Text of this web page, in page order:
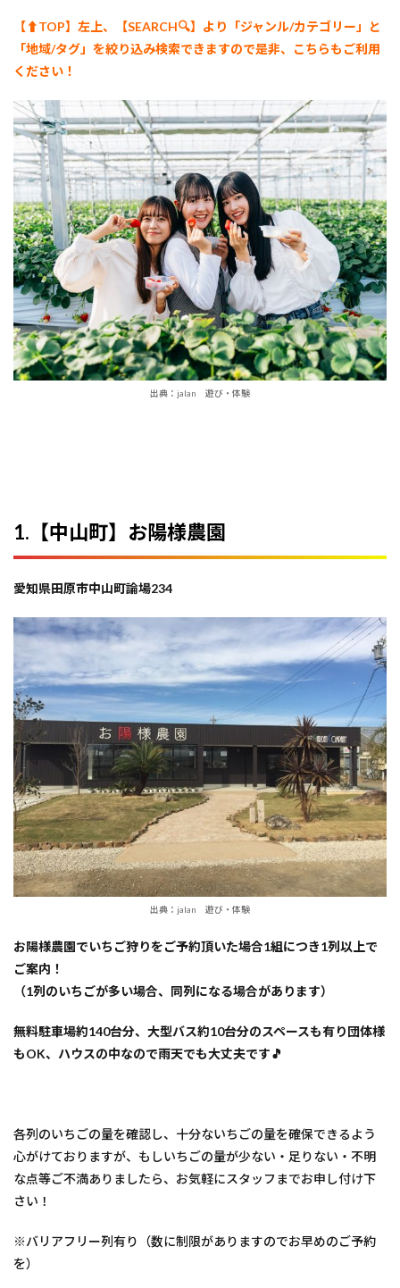
園
8
7.
草
町】
たべ
りん
王国
9
いち
ご狩
りの
ご予
約に
つい
て
【⬆︎TOP】左上、【SEARCH🔍】より「ジャンル/カテゴリー 」と
「地域/タグ」を絞り込み検索できますので是非、こちらもご利用
ください！
出典：jalan 遊び・体験
1.【中山町】お陽様農園
愛知県田原市中山町論場234
出典：jalan 遊び・体験
お陽様農園でいちご狩りをご予約頂いた場合1組につき1列以上で
ご案内！
（1列のいちごが多い場合、同列になる場合があります）
無料駐車場約140台分、大型バス約10台分のスペースも有り団体様
もOK、ハウスの中なので雨天でも大丈夫です🎵
各列のいちごの量を確認し、十分ないちごの量を確保できるよう
心がけておりますが、もしいちごの量が少ない・足りない・不明
な点等ご不満ありましたら、お気軽にスタッフまでお申し付け下
さい！
※バリアフリー列有り（数に制限がありますのでお早めのご予約
を）